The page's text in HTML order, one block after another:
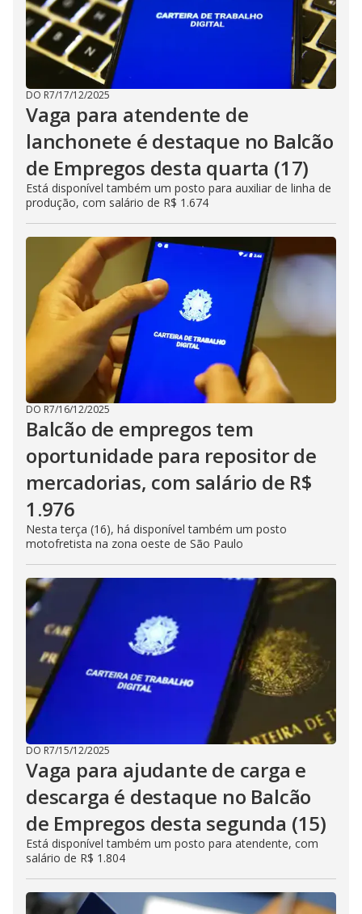
DO R7/17/12/2025
Vaga para atendente de
lanchonete é destaque no Balcão
de Empregos desta quarta (17)
Está disponível também um posto para auxiliar de linha de
produção, com salário de R$ 1.674
DO R7/16/12/2025
Balcão de empregos tem
oportunidade para repositor de
mercadorias, com salário de R$
1.976
Nesta terça (16), há disponível também um posto
motofretista na zona oeste de São Paulo
DO R7/15/12/2025
Vaga para ajudante de carga e
descarga é destaque no Balcão
de Empregos desta segunda (15)
Está disponível também um posto para atendente, com
salário de R$ 1.804